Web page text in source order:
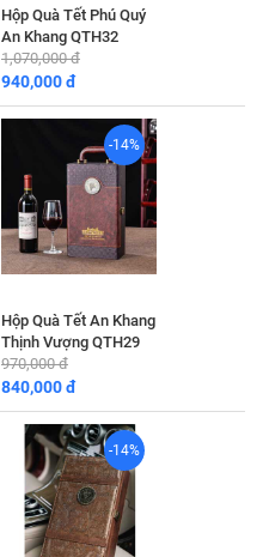
Hộp Quà Tết Phú Quý
An Khang QTH32
1,070,000 đ
940,000 đ
-14%
Hộp Quà Tết An Khang
Thịnh Vượng QTH29
970,000 đ
840,000 đ
-14%